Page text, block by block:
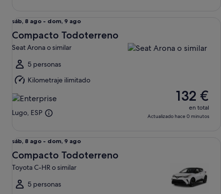
Del
sáb,
8
ago
al
dom,
9
ago
sáb, 8 ago - dom, 9 ago
Compacto Todoterreno
Seat Arona o similar
5 personas
Kilometraje ilimitado
Lugo, ESP
132 €
en total
Actualizado hace 0 minutos
Del
sáb,
8
ago
al
sáb, 8 ago - dom, 9 ago
Compacto Todoterreno
Toyota C-HR o similar
5 personas